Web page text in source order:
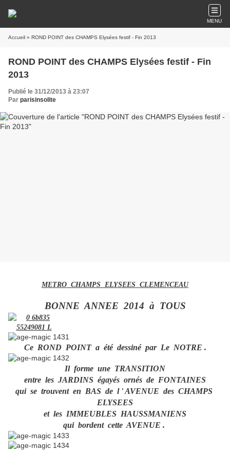
MENU
Accueil » ROND POINT des CHAMPS Elysées festif - Fin 2013
ROND POINT des CHAMPS Elysées festif - Fin
2013
Publié le 31/12/2013 à 23:07
Par parisinsolite
METRO CHAMPS ELYSEES CLEMENCEAU
BONNE ANNEE 2014 à TOUS
Ce ROND POINT a été dessiné par Le NOTRE .
Il forme une TRANSITION
entre les JARDINS égayés ornés de FONTAINES
qui se trouvent en BAS de l ' AVENUE des CHAMPS
ELYSEES
et les IMMEUBLES HAUSSMANIENS
qui bordent cette AVENUE .